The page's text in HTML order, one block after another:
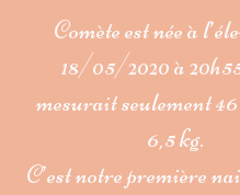
Comète est née à
18/05/2020 à
mesurait seulement
6,5 kg.
C’est notre première